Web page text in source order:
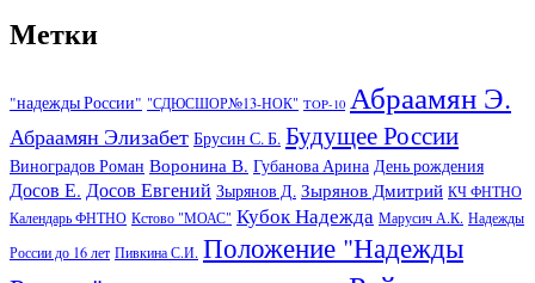
Метки
"надежды России" "СДЮСШОР№13-НОК" TOP-10 Абраамян Э.
Абраамян Элизабет Брусин С. Б. Будущее России
Виноградов Роман Воронина В. Губанова Арина День рождения
Досов Е. Досов Евгений Зырянов Д. Зырянов Дмитрий КЧ ФНТНО
Календарь ФНТНО Кстово "МОАС" Кубок Надежда Марусич А.К. Надежды
России до 16 лет Пивкина С.И. Положение "Надежды